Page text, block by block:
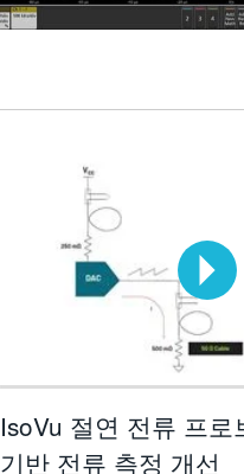
IsoVu 절연 전류 프로
기반 전류 측정 개선